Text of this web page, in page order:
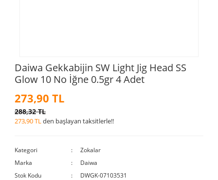
Daiwa Gekkabijin SW Light Jig Head SS
Glow 10 No İğne 0.5gr 4 Adet
273,90 TL
288,32 TL
273,90 TLden başlayan taksitlerle!!
Kategori
Zokalar
Marka
Daiwa
Stok Kodu
DWGK-07103531